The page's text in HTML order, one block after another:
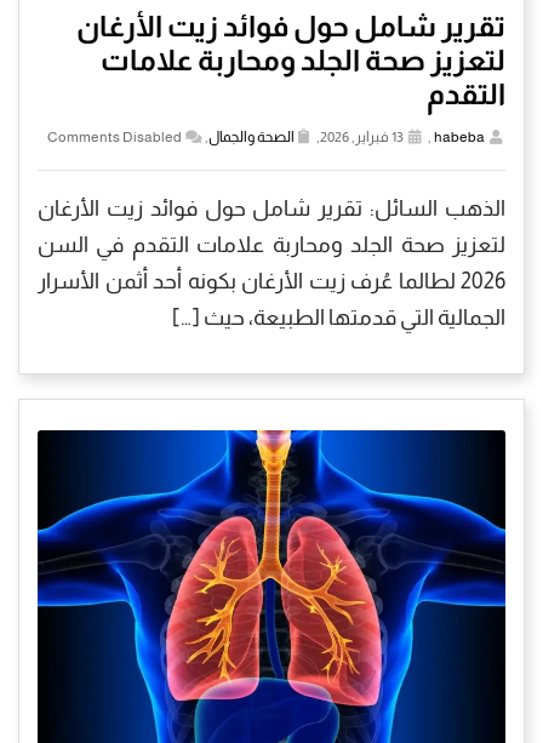
تقرير شامل حول فوائد زيت الأرغان
لتعزيز صحة الجلد ومحاربة علامات
التقدم
habeba
, الصحة والجمال,
Comments Disabled
الذهب السائل: تقرير شامل حول فوائد زيت الأرغان
لتعزيز صحة الجلد ومحاربة علامات التقدم في السن
2026 لطالما عُرف زيت الأرغان بكونه أحد أثمن الأسرار
الجمالية التي قدمتها الطبيعة، حيث […]